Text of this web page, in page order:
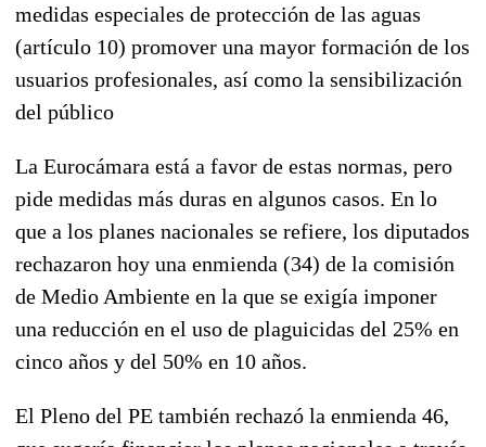
medidas especiales de protección de las aguas
(artículo 10) promover una mayor formación de los
usuarios profesionales, así como la sensibilización
del público
La Eurocámara está a favor de estas normas, pero
pide medidas más duras en algunos casos. En lo
que a los planes nacionales se refiere, los diputados
rechazaron hoy una enmienda (34) de la comisión
de Medio Ambiente en la que se exigía imponer
una reducción en el uso de plaguicidas del 25% en
cinco años y del 50% en 10 años.
El Pleno del PE también rechazó la enmienda 46,